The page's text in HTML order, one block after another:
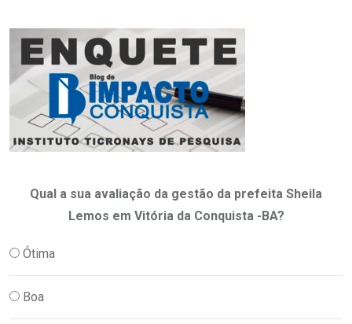
Qual a sua avaliação da gestão da prefeita Sheila
Lemos em Vitória da Conquista -BA?
Ótima
Boa